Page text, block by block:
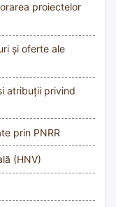
proiectelor
și oferte ale
atribuții privind
prin PNRR
(HNV)